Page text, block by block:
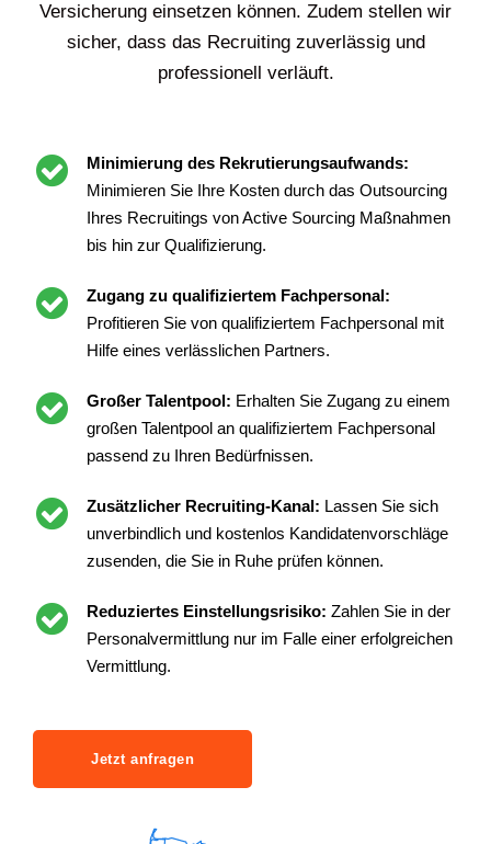
Versicherung einsetzen können. Zudem stellen wir
sicher, dass das Recruiting zuverlässig und
professionell verläuft.
Minimierung des Rekrutierungsaufwands:
Minimieren Sie Ihre Kosten durch das Outsourcing
Ihres Recruitings von Active Sourcing Maßnahmen
bis hin zur Qualifizierung.
Zugang zu qualifiziertem Fachpersonal:
Profitieren Sie von qualifiziertem Fachpersonal mit
Hilfe eines verlässlichen Partners.
Großer Talentpool: Erhalten Sie Zugang zu einem
großen Talentpool an qualifiziertem Fachpersonal
passend zu Ihren Bedürfnissen.
Zusätzlicher Recruiting-Kanal: Lassen Sie sich
unverbindlich und kostenlos Kandidatenvorschläge
zusenden, die Sie in Ruhe prüfen können.
Reduziertes Einstellungsrisiko: Zahlen Sie in der
Personalvermittlung nur im Falle einer erfolgreichen
Vermittlung.
Jetzt anfragen